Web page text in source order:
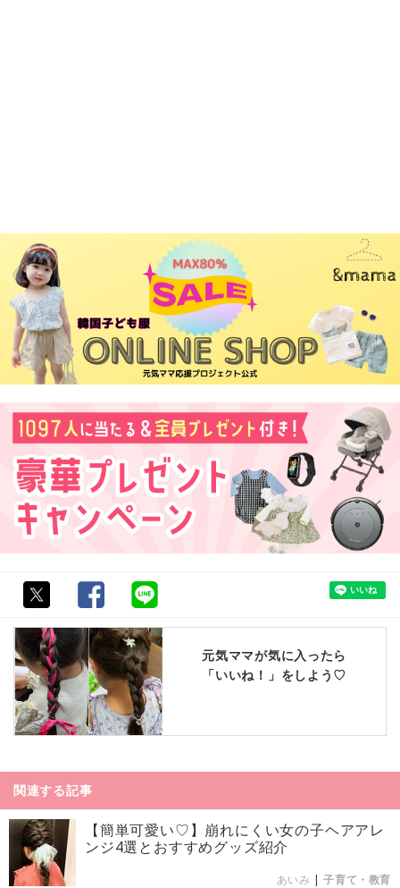
元気ママが気に入ったら
「いいね！」をしよう♡
関連する記事
【簡単可愛い♡】崩れにくい女の子ヘアアレ
ンジ4選とおすすめグッズ紹介
あいみ |子育て・教育